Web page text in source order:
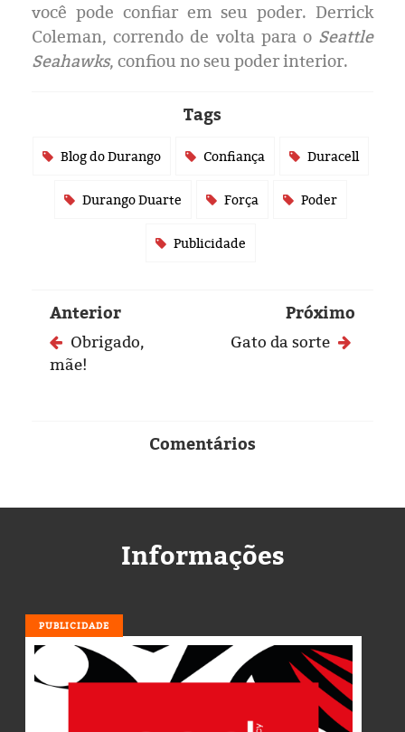
Pesquisas
Livros
você pode confiar em seu poder. Derrick
Coleman, correndo de volta para o Seattle
Seahawks, confiouno seu poder interior.
Tags
Blog do Durango Confiança Duracell
Durango Duarte Força Poder
Publicidade
Anterior
Obrigado,
mãe!
Próximo
Gato da sorte
Comentários
Informações
PUBLICIDADE